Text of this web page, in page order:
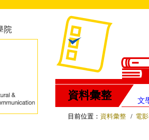
資料彙整 文
目前位置： 資料彙整 / 電